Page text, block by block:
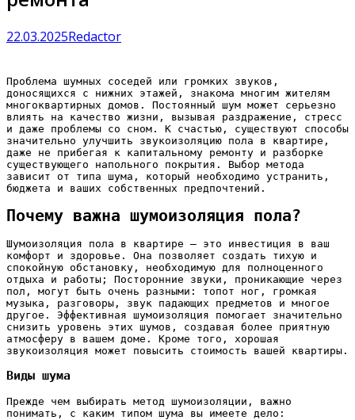
22.03.2025Redactor
Проблема шумных соседей или громких звуков,
доносящихся с нижних этажей, знакома многим жителям
многоквартирных домов. Постоянный шум может серьезно
влиять на качество жизни, вызывая раздражение, стресс
и даже проблемы со сном. К счастью, существуют способы
значительно улучшить звукоизоляцию пола в квартире,
даже не прибегая к капитальному ремонту и разборке
существующего напольного покрытия. Выбор метода
зависит от типа шума, который необходимо устранить,
бюджета и ваших собственных предпочтений.
Почему важна шумоизоляция пола?
Шумоизоляция пола в квартире – это инвестиция в ваш
комфорт и здоровье. Она позволяет создать тихую и
спокойную обстановку, необходимую для полноценного
отдыха и работы; Посторонние звуки, проникающие через
пол, могут быть очень разными: топот ног, громкая
музыка, разговоры, звук падающих предметов и многое
другое. Эффективная шумоизоляция помогает значительно
снизить уровень этих шумов, создавая более приятную
атмосферу в вашем доме. Кроме того, хорошая
звукоизоляция может повысить стоимость вашей квартиры.
Виды шума
Прежде чем выбирать метод шумоизоляции, важно
понимать, с каким типом шума вы имеете дело: